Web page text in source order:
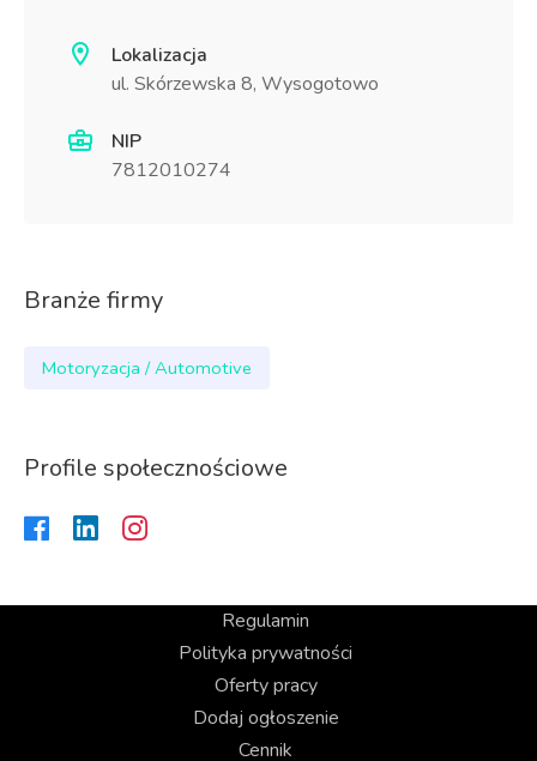
Lokalizacja
ul. Skórzewska 8, Wysogotowo
NIP
7812010274
Branże firmy
Motoryzacja / Automotive
Profile społecznościowe
Regulamin
Polityka prywatności
Oferty pracy
Dodaj ogłoszenie
Cennik